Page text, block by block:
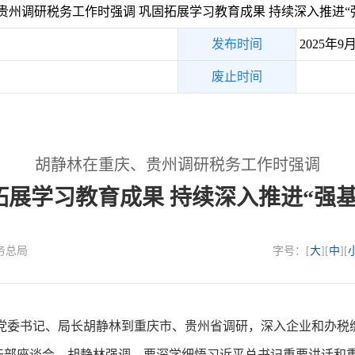
州调研税务工作时强调 巩固拓展学习教育成果 持续深入推进“
发布时间 2025年9
废止时间
胡静林在重庆、贵州调研税务工作时强调
展学习教育成果 持续深入推进“强
总局 字号：[大][中][
记、局长胡静林到重庆市、贵州省调研，深入企业和办税